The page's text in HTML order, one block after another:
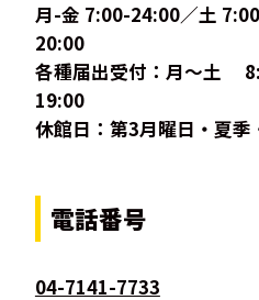
月-金 7:00-24:00／土
20:00
各種届出受付：月〜土
19:00
休館日：第3月曜日・夏季
電話番号
04-7141-7733